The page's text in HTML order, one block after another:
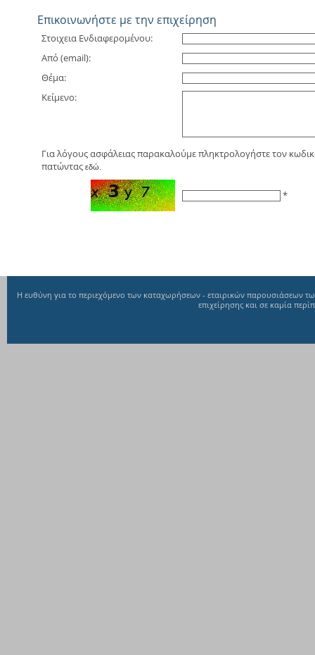
Eπικοινωνήστε με την επιχείρηση
Στοιχεια Ενδιαφερομένου:
Από (email):
Θέμα:
Κείμενο:
Για λόγους ασφάλειας παρακαλούμε πληκτρολογήστε τον
πατώντας εδώ.
*
Η ευθύνη για το περιεχόμενο των καταχωρήσεων - εταιρικών παρουσιάσεων
επιχείρησης και σε καμία